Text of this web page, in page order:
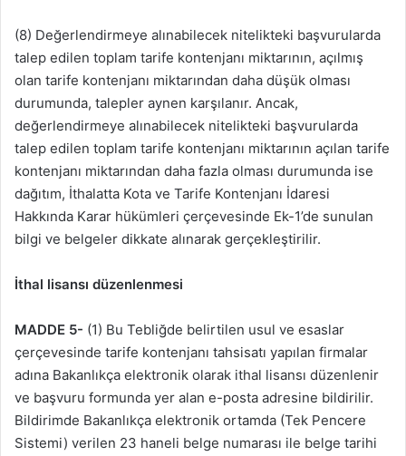
(8) Değerlendirmeye alınabilecek nitelikteki başvurularda
talep edilen toplam tarife kontenjanı miktarının, açılmış
olan tarife kontenjanı miktarından daha düşük olması
durumunda, talepler aynen karşılanır. Ancak,
değerlendirmeye alınabilecek nitelikteki başvurularda
talep edilen toplam tarife kontenjanı miktarının açılan tarife
kontenjanı miktarından daha fazla olması durumunda ise
dağıtım, İthalatta Kota ve Tarife Kontenjanı İdaresi
Hakkında Karar hükümleri çerçevesinde Ek-1’de sunulan
bilgi ve belgeler dikkate alınarak gerçekleştirilir.
İthal lisansı düzenlenmesi
MADDE 5- (1) Bu Tebliğde belirtilen usul ve esaslar
çerçevesinde tarife kontenjanı tahsisatı yapılan firmalar
adına Bakanlıkça elektronik olarak ithal lisansı düzenlenir
ve başvuru formunda yer alan e-posta adresine bildirilir.
Bildirimde Bakanlıkça elektronik ortamda (Tek Pencere
Sistemi) verilen 23 haneli belge numarası ile belge tarihi